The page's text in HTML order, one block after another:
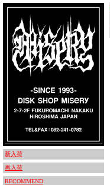
新入荷
再入荷
RECOMMEND